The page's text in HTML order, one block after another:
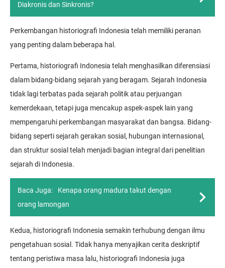
Diakronis dan Sinkronis?
Perkembangan historiografi Indonesia telah memiliki peranan
yang penting dalam beberapa hal.
Pertama, historiografi Indonesia telah menghasilkan diferensiasi
dalam bidang-bidang sejarah yang beragam. Sejarah Indonesia
tidak lagi terbatas pada sejarah politik atau perjuangan
kemerdekaan, tetapi juga mencakup aspek-aspek lain yang
mempengaruhi perkembangan masyarakat dan bangsa. Bidang-
bidang seperti sejarah gerakan sosial, hubungan internasional,
dan struktur sosial telah menjadi bagian integral dari penelitian
sejarah di Indonesia.
Baca Juga:
Kenapa orang madura takut dengan
orang lamongan
Kedua, historiografi Indonesia semakin terhubung dengan ilmu
pengetahuan sosial. Tidak hanya menyajikan cerita deskriptif
tentang peristiwa masa lalu, historiografi Indonesia juga